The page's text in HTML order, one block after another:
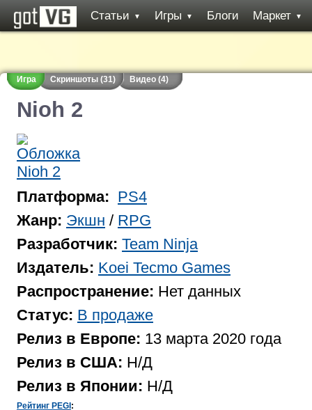
Статьи ▼ Игры ▼ Блоги Маркет ▼
Игра Скриншоты (31) Видео (4)
Nioh 2
Платформа: PS4
Жанр: Экшн / RPG
Разработчик: Team Ninja
Издатель: Koei Tecmo Games
Распространение: Нет данных
Статус: В продаже
Релиз в Европе: 13 марта 2020 года
Релиз в США: Н/Д
Релиз в Японии: Н/Д
Рейтинг PEGI :